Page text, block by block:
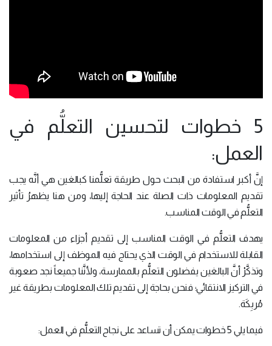
5 خطوات لتحسين التعلُّم في
العمل:
إنَّ أكبر استفادة من البحث حول طريقة تعلُّمنا كبالغين هي أنَّه يجب
تقديم المعلومات ذات الصلة عند الحاجة إليها، ومن هنا يظهرُ تأثير
التعلُّم في الوقت المناسب.
يهدف التعلُّم في الوقت المناسب إلى تقديم أجزاء من المعلومات
القابلة للاستخدام في الوقت الذي يحتاج فيه الموظف إلى استخدامها،
وتذكَّرْ أنَّ البالغين يفضلون التعلُّم بالممارسة، ولأنَّنا جميعاً نجد صعوبة
في التركيز الانتقائي؛ فنحن بحاجة إلى تقديم تلك المعلومات بطريقة غير
مُربِكَة.
فيما يلي 5 خطوات يمكن أن تساعد على نجاح التعلُّم في العمل: